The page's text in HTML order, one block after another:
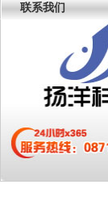
联系我们